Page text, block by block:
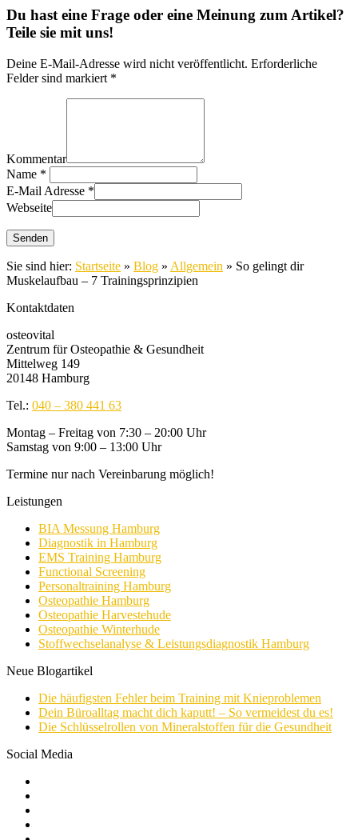
Du hast eine Frage oder eine Meinung zum Artikel?
Teile sie mit uns!
Deine E-Mail-Adresse wird nicht veröffentlicht. Erforderliche
Felder sind markiert *
Kommentar
Name *
E-Mail Adresse *
Webseite
Sie sind hier: Startseite » Blog » Allgemein » So gelingt dir
Muskelaufbau – 7 Trainingsprinzipien
Kontaktdaten
osteovital
Zentrum für Osteopathie & Gesundheit
Mittelweg 149
20148 Hamburg
Tel.: 040 – 380 441 63
Montag – Freitag von 7:30 – 20:00 Uhr
Samstag von 9:00 – 13:00 Uhr
Termine nur nach Vereinbarung möglich!
Leistungen
BIA Messung Hamburg
Diagnostik in Hamburg
EMS Training Hamburg
Functional Screening
Personaltraining Hamburg
Osteopathie Hamburg
Osteopathie Harvestehude
Osteopathie Winterhude
Stoffwechselanalyse & Leistungsdiagnostik Hamburg
Neue Blogartikel
Die häufigsten Fehler beim Training mit Knieproblemen
Dein Büroalltag macht dich kaputt! – So vermeidest du es!
Die Schlüsselrollen von Mineralstoffen für die Gesundheit
Social Media